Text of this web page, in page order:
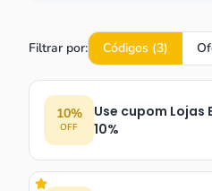
Filtrar por: Códigos (3)
10%
OFF
Use cupom Lojas
10%